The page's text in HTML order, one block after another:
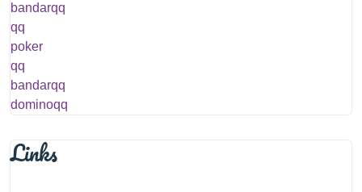
bandarqq
qq
poker
qq
bandarqq
dominoqq
Links